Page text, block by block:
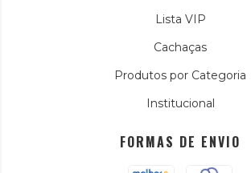
Lista VIP
Cachaças
Produtos por Categoria
Institucional
FORMAS DE ENVIO